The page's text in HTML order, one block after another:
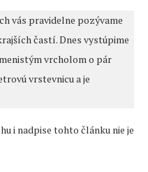
vás pravidelne pozývame
častí. Dnes vystúpime
vrcholom o pár
vrstevnicu a je
i nadpise tohto článku nie je